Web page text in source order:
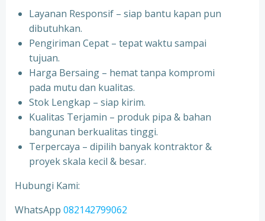
Layanan Responsif – siap bantu kapan pun
dibutuhkan.
Pengiriman Cepat – tepat waktu sampai
tujuan.
Harga Bersaing – hemat tanpa kompromi
pada mutu dan kualitas.
Stok Lengkap – siap kirim.
Kualitas Terjamin – produk pipa & bahan
bangunan berkualitas tinggi.
Terpercaya – dipilih banyak kontraktor &
proyek skala kecil & besar.
Hubungi Kami:
WhatsApp 082142799062